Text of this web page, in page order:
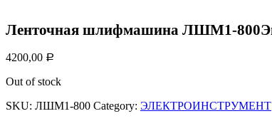
Ленточная шлифмашина ЛШМ1-
4200,00 Р
Out of stock
SKU: ЛШМ1-800 Category: ЭЛЕКТРОИНСТРУМЕНТ